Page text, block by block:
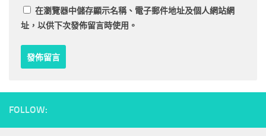
在瀏覽器中儲存顯示名稱、電子郵件地址及個人網站網
址，以供下次發佈留言時使用。
FOLLOW: